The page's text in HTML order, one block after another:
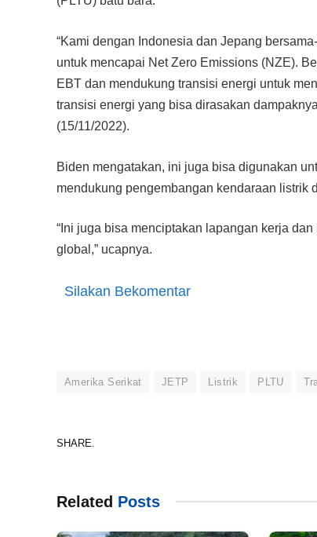
“Kami dengan Indonesia dan Jepang
untuk mencapai Net Zero Emissions (NZE).
EBT dan mendukung transisi energi untuk
transisi energi yang bisa dirasakan
(15/11/2022).
Biden mengatakan, ini juga bisa digunakan
mendukung pengembangan kendaraan listrik
“Ini juga bisa menciptakan lapangan kerja
global,” ucapnya.
Silakan Bekomentar
Amerika Serikat JETP Listrik PLTU
SHARE.
Related Posts